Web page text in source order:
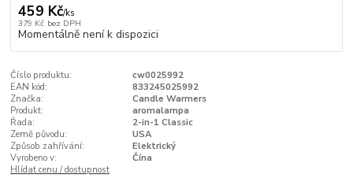
459 Kč/ks
379 Kč bez DPH
Momentálně není k dispozici
Číslo produktu:
cw0025992
EAN kód:
833245025992
Značka:
Candle Warmers
Produkt:
aromalampa
Řada:
2-in-1 Classic
Země původu:
USA
Způsob zahřívání:
Elektrický
Vyrobeno v:
Čína
Hlídat cenu / dostupnost